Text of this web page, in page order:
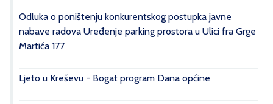
Odluka o poništenju konkurentskog postupka javne
nabave radova Uređenje parking prostora u Ulici fra Grge
Martića 177
Ljeto u Kreševu - Bogat program Dana općine